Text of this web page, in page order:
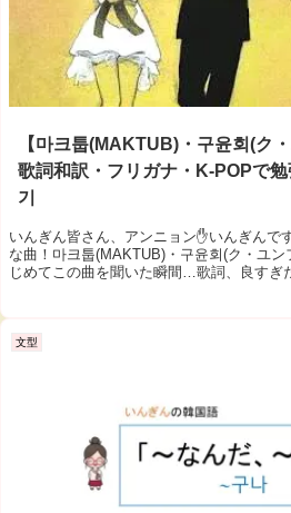
【마크툽(MAKTUB)・구윤회(ク
歌詞和訳・フリガナ・K-POPで
기
いんぎん皆さん、アンニョン✋いんぎんで
な曲！마크툽(MAKTUB)・구윤회(ク・ユ
じめてこの曲を聞いた瞬間…歌詞、良すぎ
文型